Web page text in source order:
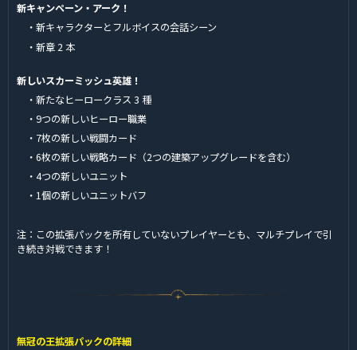
新キャンペーン・アーク！
・新キャラクターとフルボイスの会話シーン
・新章 2 本
新しいスカーミッシュ英雄！
・新たなヒーロークラス 3 種
・9つの新しいヒーロー職業
・7枚の新しい戦闘カード
・6枚の新しい戦略カード（2つの建築アップグレードを含む）
・4つの新しいユニット
・1個の新しいユニットバフ
注：この拡張パックを所有していないプレイヤーとも、マルチプレイで引
き続き対戦できます！
無冠の王拡張パックの詳細